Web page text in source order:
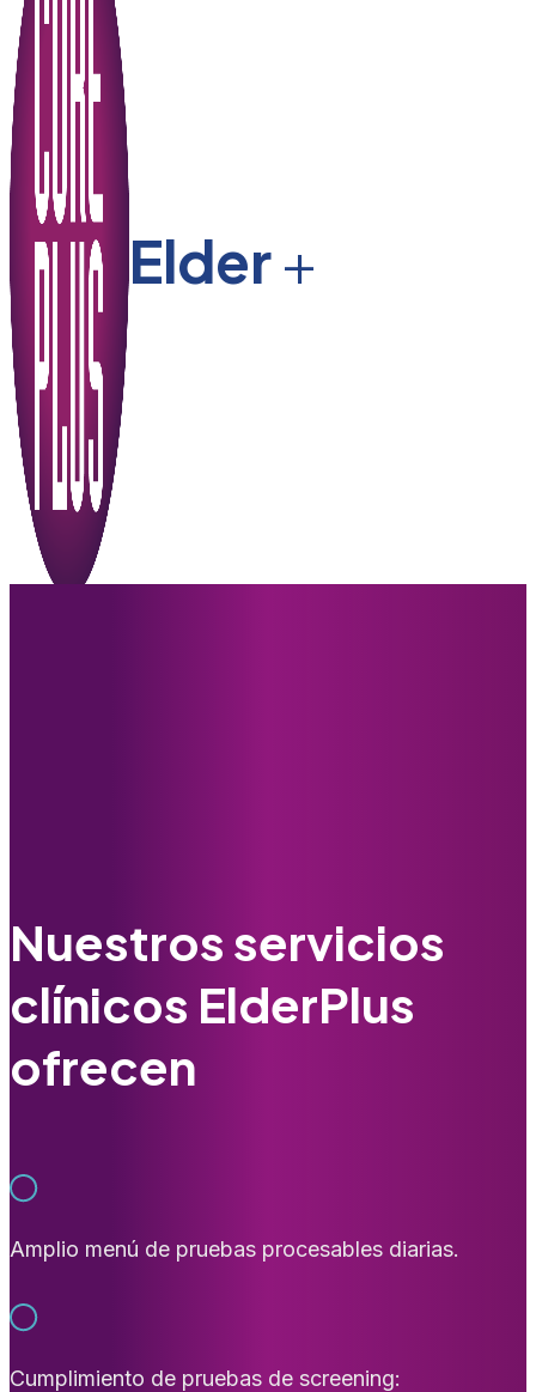
Elder+
Nuestros servicios
clínicos ElderPlus
ofrecen
Amplio menú de pruebas procesables diarias.
Cumplimiento de pruebas de screening: